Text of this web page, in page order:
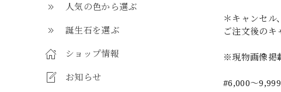
人気の色から選ぶ
誕生石を選ぶ
ショップ情報
お知らせ
＊キャンセル
ご注文後のキ
※現物画像掲
#6,000～